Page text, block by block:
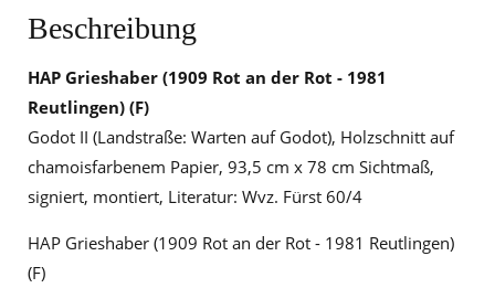
Beschreibung
HAP Grieshaber (1909 Rot an der Rot - 1981
Reutlingen) (F)
Godot II (Landstraße: Warten auf Godot), Holzschnitt auf
chamoisfarbenem Papier, 93,5 cm x 78 cm Sichtmaß,
signiert, montiert, Literatur: Wvz. Fürst 60/4
HAP Grieshaber (1909 Rot an der Rot - 1981 Reutlingen)
(F)